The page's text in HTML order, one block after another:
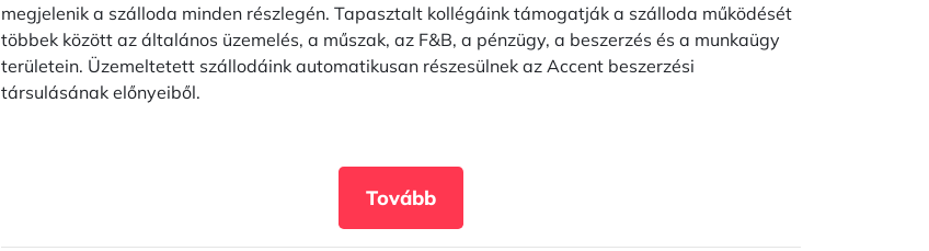
megjelenik a szálloda minden részlegén. Tapasztalt kollégáink támogatják a szálloda működését
többek között az általános üzemelés, a műszak, az F&B, a pénzügy, a beszerzés és a munkaügy
területein. Üzemeltetett szállodáink automatikusan részesülnek az Accent beszerzési
társulásának előnyeiből.
Tovább